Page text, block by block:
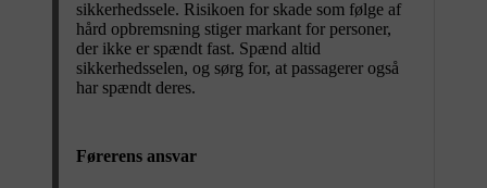
sikkerhedssele. Risikoen for skade som følge af
hård opbremsning stiger markant for personer,
der ikke er spændt fast. Spænd altid
sikkerhedsselen, og sørg for, at passagerer også
har spændt deres.
Førerens ansvar